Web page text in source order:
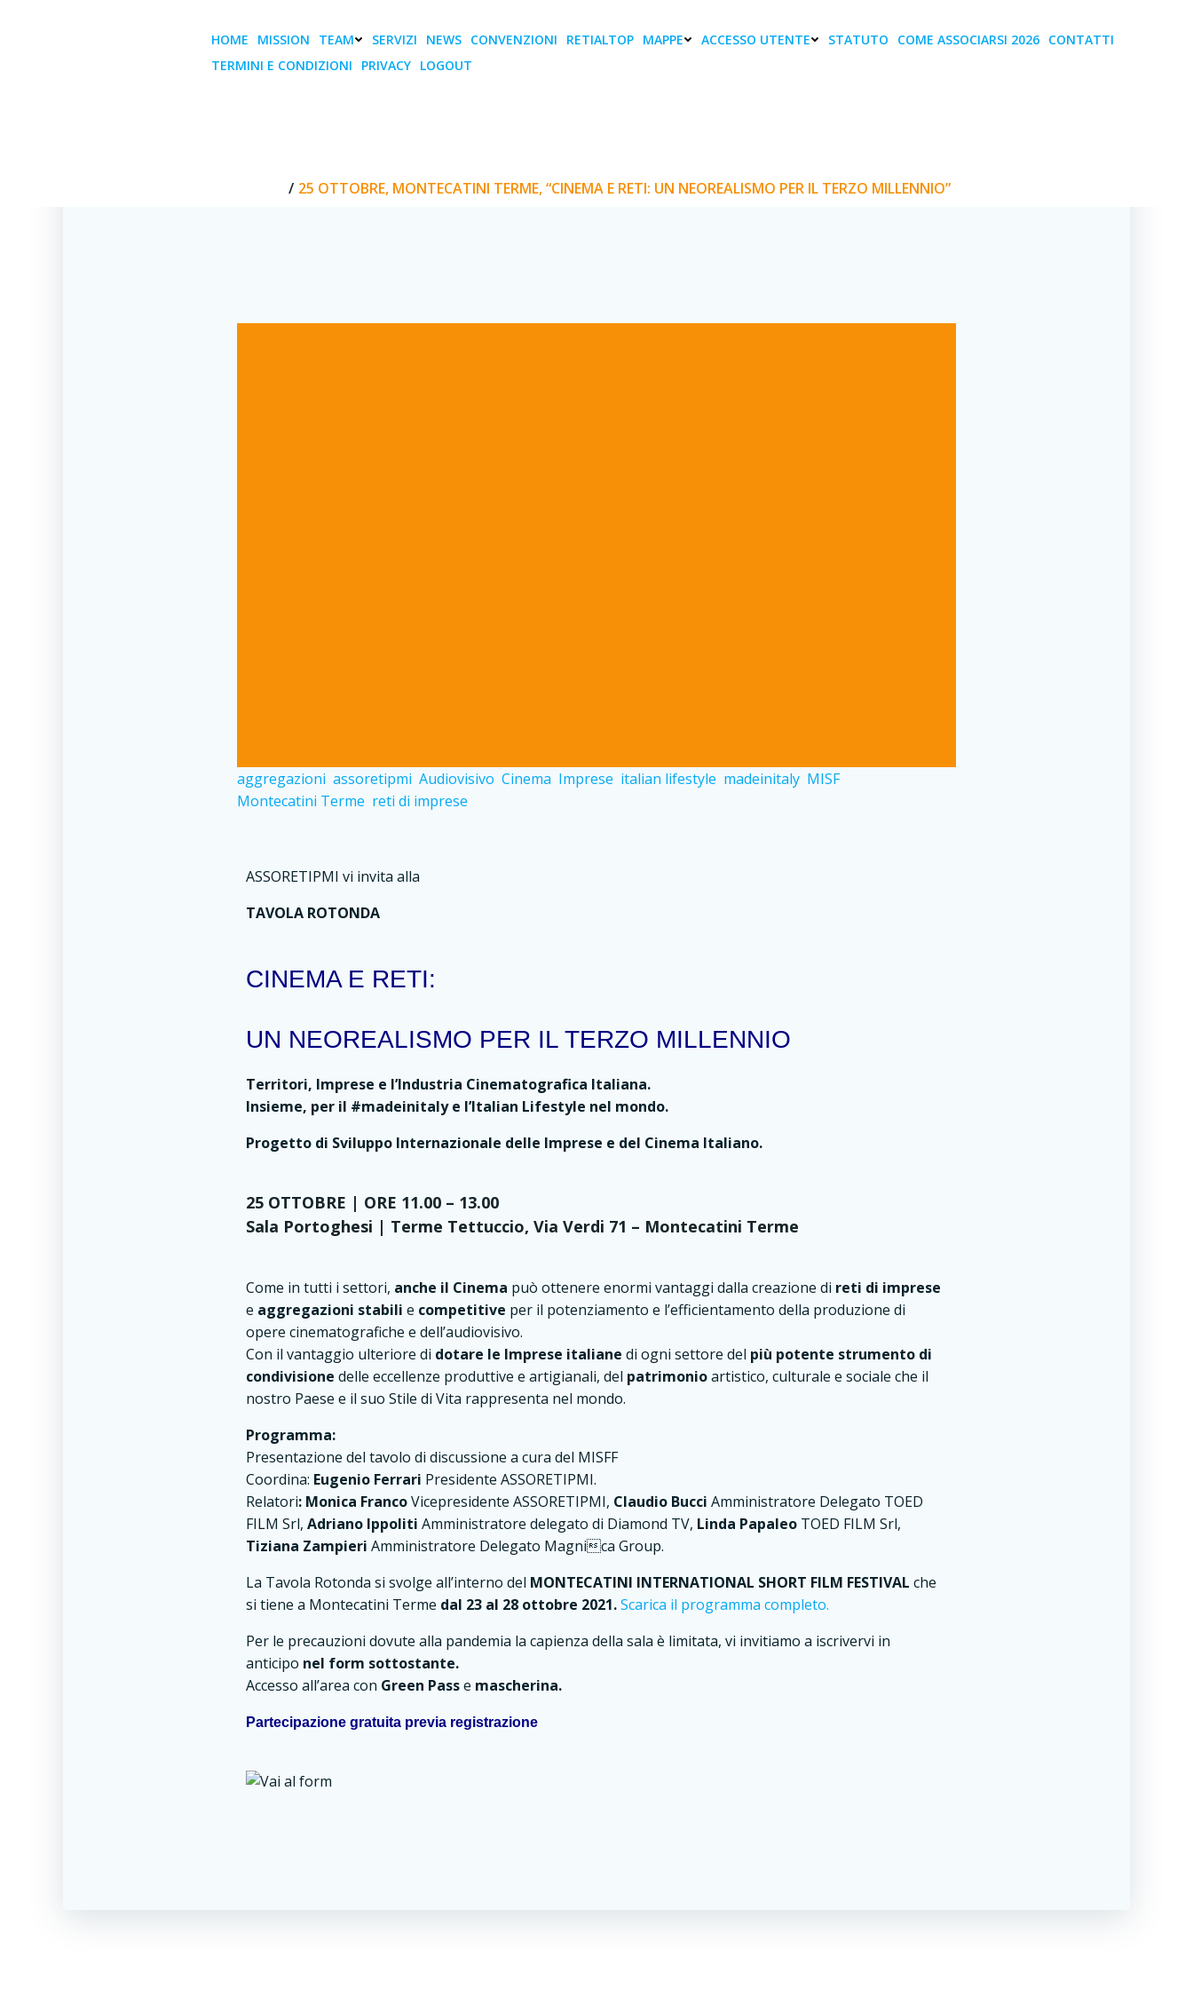
HOME MISSION TEAM SERVIZI NEWS CONVENZIONI RETIALTOP MAPPE ACCESSO UTENTE STATUTO COME ASSOCIARSI 2026 CONTATTI
TERMINI E CONDIZIONI
PRIVACY LOGOUT
25 OTTOBRE, MONTECATINI TERME, “CINEMA E RETI: UN NEOREALISMO PER IL TERZO MILLENNIO”
aggregazioni assoretipmi Audiovisivo Cinema Imprese italian lifestyle madeinitaly MISF
Montecatini Terme reti di imprese
ASSORETIPMI vi invita alla
TAVOLA ROTONDA
CINEMA E RETI:
UN NEOREALISMO PER IL TERZO MILLENNIO
Territori, Imprese e l’Industria Cinematografica Italiana.
Insieme, per il #madeinitaly e l’Italian Lifestyle nel mondo.
Progetto di Sviluppo Internazionale delle Imprese e del Cinema Italiano.
25 OTTOBRE | ORE 11.00 – 13.00
Sala Portoghesi | Terme Tettuccio, Via Verdi 71 – Montecatini Terme
Come in tutti i settori, anche il Cinema può ottenere enormi vantaggi dalla creazione di reti di imprese
e aggregazioni stabilie competitive per il potenziamento e l’efficientamento della produzione di
opere cinematografiche e dell’audiovisivo.
Con il vantaggio ulteriore di dotare le Imprese italiane di ogni settore del più potente strumento di
condivisione delle eccellenze produttive e artigianali, del patrimonioartistico, culturale e sociale che il
nostro Paese e il suo Stile di Vita rappresenta nel mondo.
Programma:
Presentazione del tavolo di discussione a cura del MISFF
Coordina: Eugenio Ferrari Presidente ASSORETIPMI.
Relatori: Monica FrancoVicepresidente ASSORETIPMI, Claudio BucciAmministratore Delegato TOED
FILM Srl,Adriano IppolitiAmministratore delegato di Diamond TV, Linda Papaleo TOED FILM Srl,
Tiziana ZampieriAmministratore Delegato Magnica Group.
La Tavola Rotonda si svolge all’interno del MONTECATINI INTERNATIONAL SHORT FILM FESTIVAL che
si tiene a Montecatini Terme dal 23 al 28 ottobre 2021.Scarica il programma completo.
Per le precauzioni dovute alla pandemia la capienza della sala è limitata, vi invitiamo a iscrivervi in
anticipo nel form sottostante.
Accesso all’area con Green Passe mascherina.
Partecipazione gratuita previa registrazione